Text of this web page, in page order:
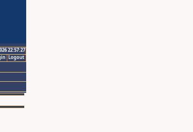
22:57:27
Logout